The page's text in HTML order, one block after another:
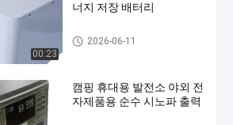
00:23
너지 저장 배터리
벽걸이형 배터리
2026-06-11
캠핑 휴대용 발전소 야외 전
자제품용 순수 시노파 출력